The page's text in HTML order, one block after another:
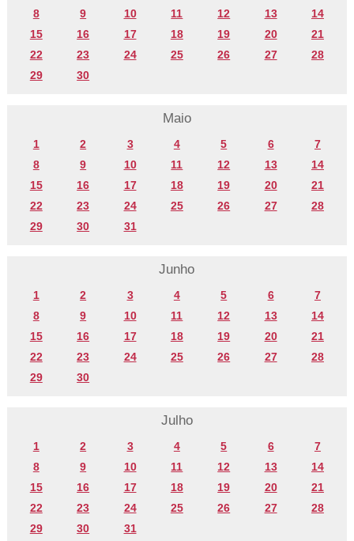
8
9 10 11 12 13
14
15
16 17 18 19 20
21
22
23 24 25 26 27
28
29
30
Maio
1 2 3 4 5 6
7
8
9 10 11 12 13
14
15
16 17 18 19 20
21
22
23 24 25 26 27
28
29
30 31
Junho
1 2 3 4 5 6
7
8
9 10 11 12 13
14
15
16 17 18 19 20
21
22
23 24 25 26 27
28
29
30
Julho
1 2 3 4 5 6
7
8
9 10 11 12 13
14
15
16 17 18 19 20
21
22
23 24 25 26 27
28
29
30 31